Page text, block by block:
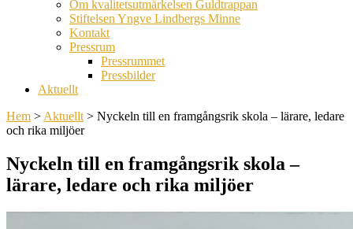
Om kvalitetsutmärkelsen Guldtrappan
Stiftelsen Yngve Lindbergs Minne
Kontakt
Pressrum
Pressrummet
Pressbilder
Aktuellt
Hem > Aktuellt > Nyckeln till en framgångsrik skola – lärare, ledare
och rika miljöer
Nyckeln till en framgångsrik skola –
lärare, ledare och rika miljöer